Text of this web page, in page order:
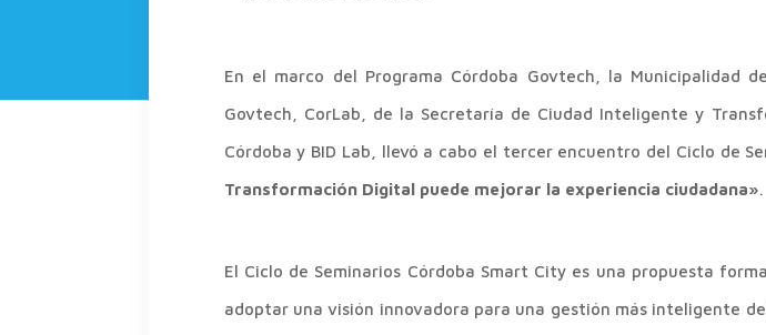
En el marco del Programa Córdoba Govtech, la Municipalidad
Govtech, CorLab, de la Secretaría de Ciudad Inteligente y
Córdoba y BID Lab, llevó a cabo el tercer encuentro del Ciclo de
Transformación Digital puede mejorar la experiencia ciudadana».
El Ciclo de Seminarios Córdoba Smart City es una propuesta
adoptar una visión innovadora para una gestión más inteligente